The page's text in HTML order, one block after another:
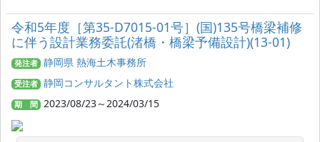
令和5年度［第35-D7015-01号］(国)135号橋梁補修
に伴う設計業務委託(渚橋・橋梁予備設計)(13-01)
発注者 静岡県 熱海土木事務所
受注者 静岡コンサルタント株式会社
期 間 2023/08/23～2024/03/15